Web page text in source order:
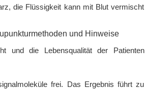
die Flüssigkeit kann mit Blut vermischt
und die Lebensqualität der Patienten
frei. Das Ergebnis führt zu